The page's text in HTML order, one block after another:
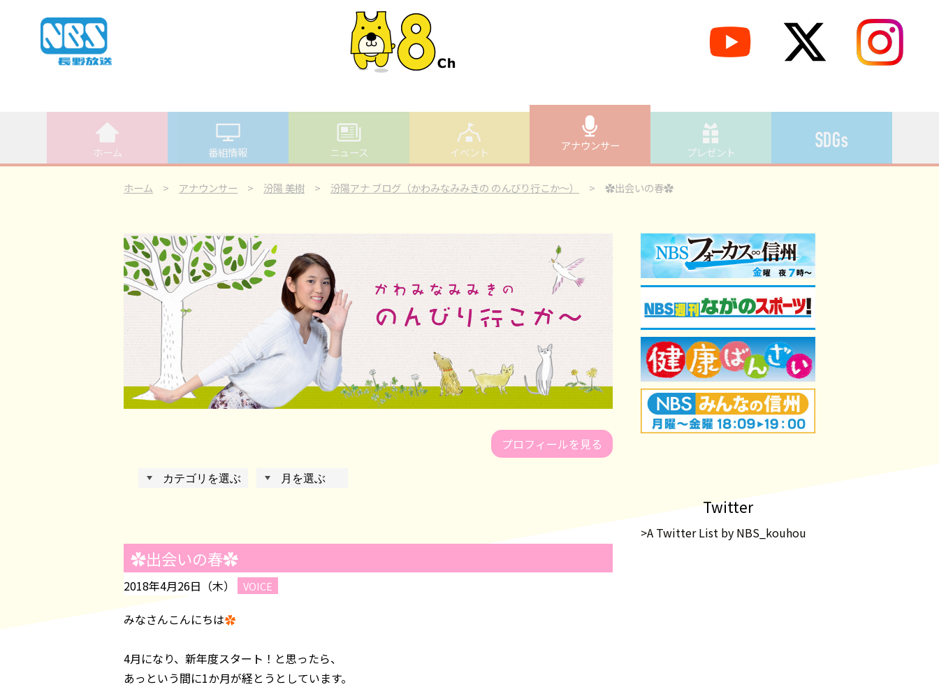
ホーム 番組情報 ニュース イベント アナウンサー プレゼント
ホーム > アナウンサー > 汾陽 美樹 > 汾陽アナ ブログ（かわみなみみきの のんびり行こか～） > ✿出会いの春✿
プロフィールを見る
✿出会いの春✿
2018年4月26日（木） VOICE
みなさんこんにちは✿
4月になり、新年度スタート！ と思ったら、
あっという間に1か月が経とうとしています。
Twitter
>A Twitter List by NBS_kouhou